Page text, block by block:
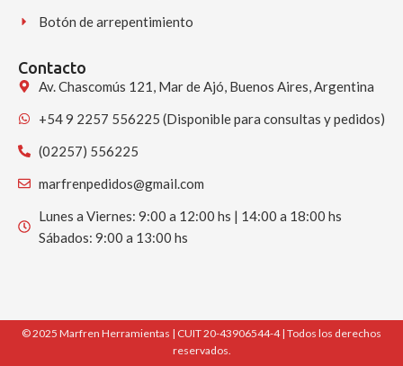
Botón de arrepentimiento
Contacto
Av. Chascomús 121, Mar de Ajó, Buenos Aires, Argentina
+54 9 2257 556225 (Disponible para consultas y pedidos)
(02257) 556225
marfrenpedidos@gmail.com
Lunes a Viernes: 9:00 a 12:00 hs | 14:00 a 18:00 hs
Sábados: 9:00 a 13:00 hs
© 2025 Marfren Herramientas | CUIT 20-43906544-4 | Todos los derechos
reservados.